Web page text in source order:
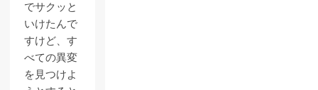
でサクッと
いけたんで
すけど、す
べての異変
を見つけよ